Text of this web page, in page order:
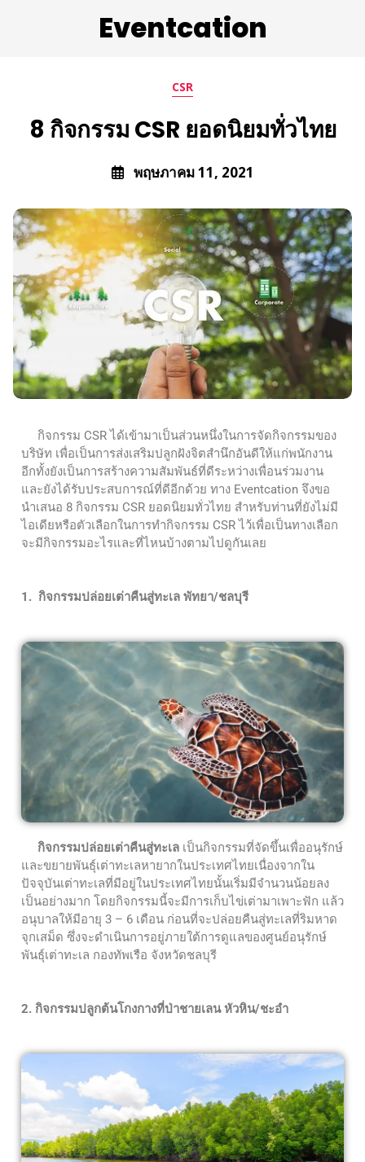
Eventcation
CSR
8 กิจกรรม CSR ยอดนิยมทั่วไทย
พฤษภาคม 11, 2021
กิจกรรม CSR ได้เข้ามาเป็นส่วนหนึ่งในการจัดกิจกรรมของ
บริษัท เพื่อเป็นการส่งเสริมปลูกฝังจิตสำนึกอันดีให้แก่พนักงาน
อีกทั้งยังเป็นการสร้างความสัมพันธ์ที่ดีระหว่างเพื่อนร่วมงาน
และยังได้รับประสบการณ์ที่ดีอีกด้วย ทาง Eventcation จึงขอ
นำเสนอ 8 กิจกรรม CSR ยอดนิยมทั่วไทย สำหรับท่านที่ยังไม่มี
ไอเดียหรือตัวเลือกในการทำกิจกรรม CSR ไว้เพื่อเป็นทางเลือก
จะมีกิจกรรมอะไรและที่ไหนบ้างตามไปดูกันเลย
1. กิจกรรมปล่อยเต่าคืนสู่ทะเล พัทยา/ชลบุรี
กิจกรรมปล่อยเต่าคืนสู่ทะเล เป็นกิจกรรมที่จัดขึ้นเพื่ออนุรักษ์
และขยายพันธุ์เต่าทะเลหายากในประเทศไทยเนื่องจากใน
ปัจจุบันเต่าทะเลที่มีอยู่ในประเทศไทยนั้นเริ่มมีจำนวนน้อยลง
เป็นอย่างมาก โดยกิจกรรมนี้จะมีการเก็บไข่เต่ามาเพาะฟัก แล้ว
อนุบาลให้มีอายุ 3 – 6 เดือน ก่อนที่จะปล่อยคืนสู่ทะเลที่ริมหาด
จุกเสม็ด ซึ่งจะดำเนินการอยู่ภายใต้การดูแลของศูนย์อนุรักษ์
พันธุ์เต่าทะเล กองทัพเรือ จังหวัดชลบุรี
2. กิจกรรมปลูกต้นโกงกางที่ป่าชายเลน หัวหิน/ชะอำ